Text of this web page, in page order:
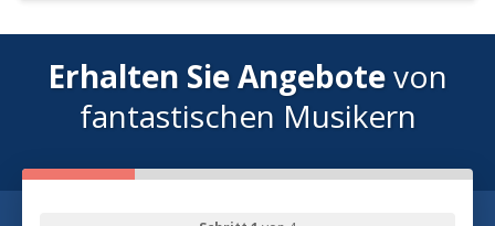
Erhalten Sie Angebotevon
fantastischen Musikern